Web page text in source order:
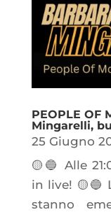
PEOPLE OF
Mingarelli,
25 Giugno
🟡🔵 Alle
in live! 🟡🔵
stanno